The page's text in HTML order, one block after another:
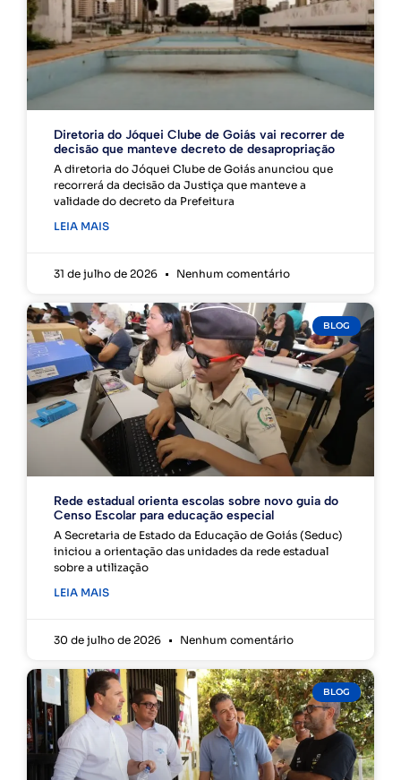
Diretoria do Jóquei Clube de Goiás vai recorrer de
decisão que manteve decreto de desapropriação
A diretoria do Jóquei Clube de Goiás anunciou que
recorrerá da decisão da Justiça que manteve a
validade do decreto da Prefeitura
LEIA MAIS
31 de julho de 2026 Nenhum comentário
BLOG
Rede estadual orienta escolas sobre novo guia do
Censo Escolar para educação especial
A Secretaria de Estado da Educação de Goiás (Seduc)
iniciou a orientação das unidades da rede estadual
sobre a utilização
LEIA MAIS
30 de julho de 2026 Nenhum comentário
BLOG